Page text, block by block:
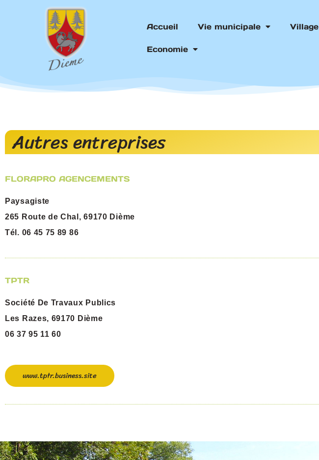
Accueil Vie municipale Village
Economie
Autres entreprises
FLORAPRO AGENCEMENTS
Paysagiste
265 Route de Chal, 69170 Dième
Tél. 06 45 75 89 86
TPTR
Société De Travaux Publics
Les Razes, 69170 Dième
06 37 95 11 60
www.tptr.business.site